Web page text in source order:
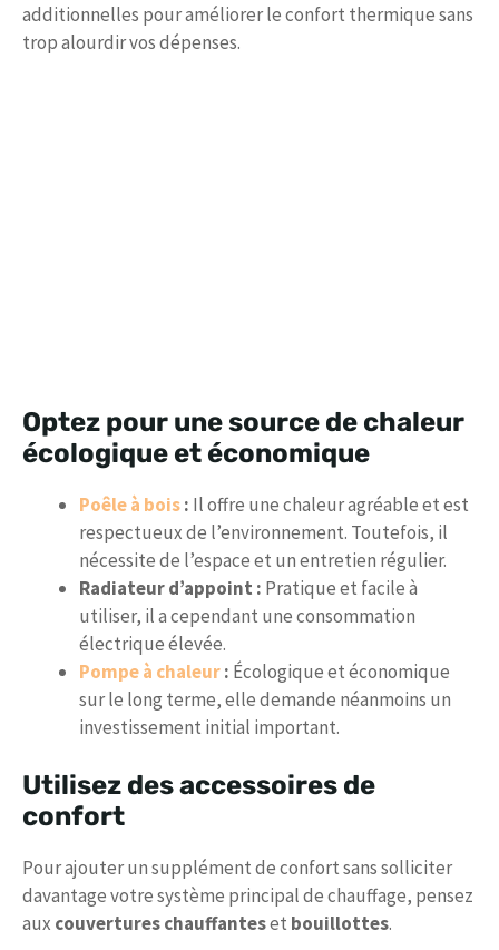
additionnelles pour améliorer le confort thermique sans
trop alourdir vos dépenses.
Optez pour une source de chaleur
écologique et économique
Poêle à bois: Il offre une chaleur agréable et est
respectueux de l’environnement. Toutefois, il
nécessite de l’espace et un entretien régulier.
Radiateur d’appoint : Pratique et facile à
utiliser, il a cependant une consommation
électrique élevée.
Pompe à chaleur: Écologique et économique
sur le long terme, elle demande néanmoins un
investissement initial important.
Utilisez des accessoires de
confort
Pour ajouter un supplément de confort sans solliciter
davantage votre système principal de chauffage, pensez
aux couvertures chauffanteset bouillottes.